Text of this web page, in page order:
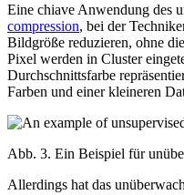
Eine chiave Anwendung des
compression, bei der
Bildgröße reduzieren, ohne
Pixel werden in Cluster
Durchschnittsfarbe
Farben und einer kleineren
Abb. 3. Ein Beispiel für
Allerdings hat das